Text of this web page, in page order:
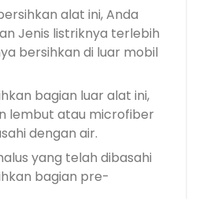
alat ini, Anda
Jenis listriknya terlebih
bersihkan di luar mobil
bagian luar alat ini,
lembut atau microfiber
dengan air.
yang telah dibasahi
bagian pre-